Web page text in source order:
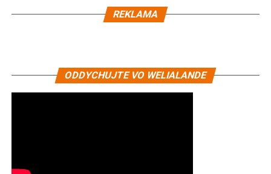
REKLAMA
ODDYCHUJTE VO WELIALANDE